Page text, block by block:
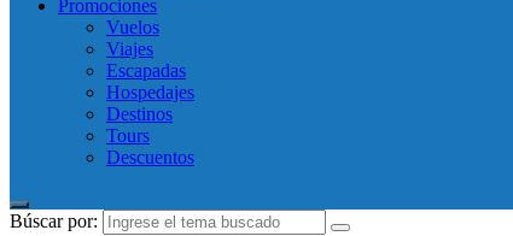
Promociones
Vuelos
Viajes
Escapadas
Hospedajes
Destinos
Tours
Descuentos
Búscar por: